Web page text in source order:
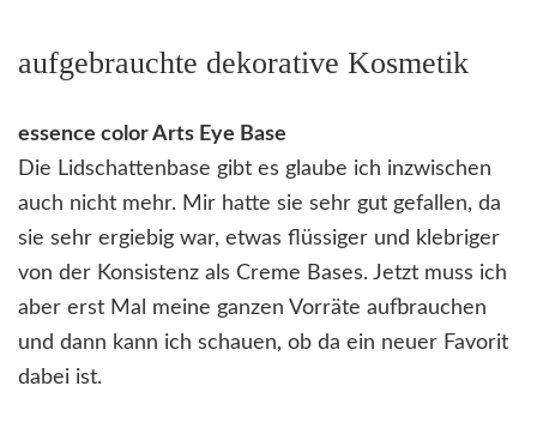
aufgebrauchte dekorative Kosmetik
essence color Arts Eye Base
Die Lidschattenbase gibt es glaube ich inzwischen
auch nicht mehr. Mir hatte sie sehr gut gefallen, da
sie sehr ergiebig war, etwas flüssiger und klebriger
von der Konsistenz als Creme Bases. Jetzt muss ich
aber erst Mal meine ganzen Vorräte aufbrauchen
und dann kann ich schauen, ob da ein neuer Favorit
dabei ist.